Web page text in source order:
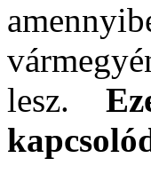
lesz.